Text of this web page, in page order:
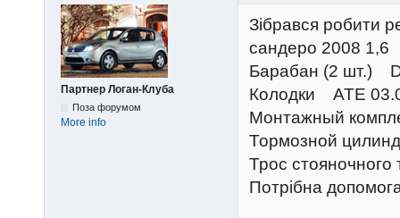
Партнер Логан-Клуба
Поза форумом
More info
Зібрався робити
сандеро 2008 1,6
Барабан (2 шт.)
Колодки ATE
Монтажный
Тормозной
Трос
Потрібна